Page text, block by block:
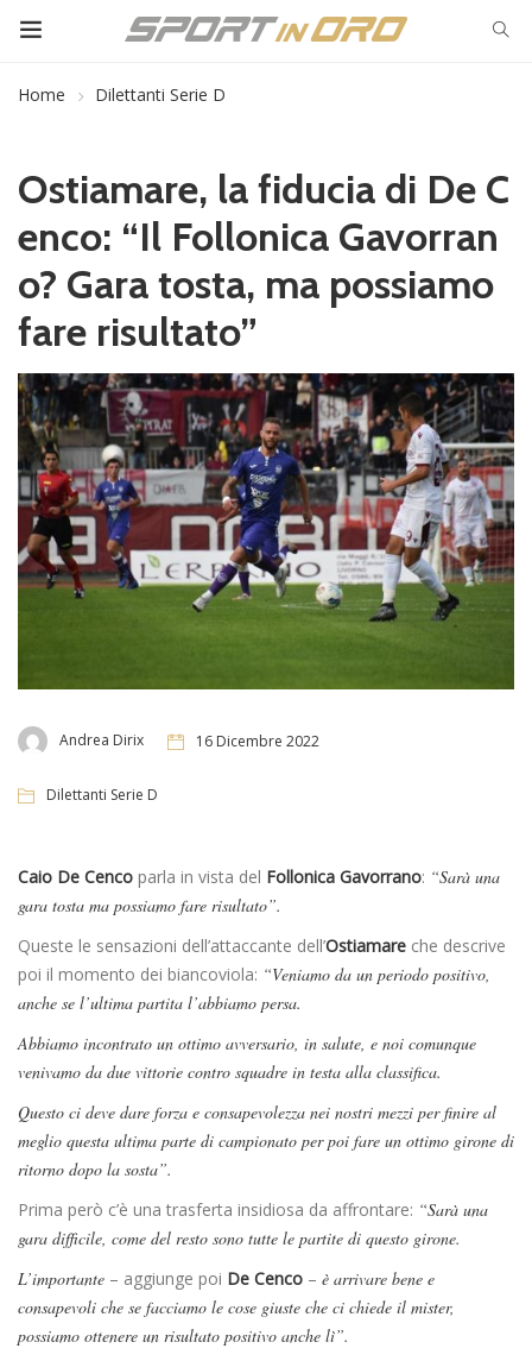
Home Dilettanti Serie D
Ostiamare, la fiducia di De C
enco: “Il Follonica Gavorran
o? Gara tosta, ma possiamo
fare risultato”
Andrea Dirix 16 Dicembre 2022
Dilettanti Serie D
Caio De Cenco parla in vista del Follonica Gavorrano: “Sarà una
gara tosta ma possiamo fare risultato”.
Queste le sensazioni dell’attaccante dell’Ostiamare che descrive
poi il momento dei biancoviola: “Veniamo da un periodo positivo,
anche se l’ultima partita l’abbiamo persa.
Abbiamo incontrato un ottimo avversario, in salute, e noi comunque
venivamo da due vittorie contro squadre in testa alla classifica.
Questo ci deve dare forza e consapevolezza nei nostri mezzi per finire al
meglio questa ultima parte di campionato per poi fare un ottimo girone di
ritorno dopo la sosta”.
Prima però c’è una trasferta insidiosa da affrontare: “Sarà una
gara difficile, come del resto sono tutte le partite di questo girone.
L’importante – aggiunge poi De Cenco – è arrivare bene e
consapevoli che se facciamo le cose giuste che ci chiede il mister,
possiamo ottenere un risultato positivo anche lì”.